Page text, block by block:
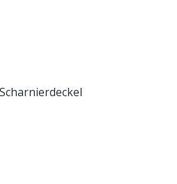
x 166 mm Scharnierdeckel